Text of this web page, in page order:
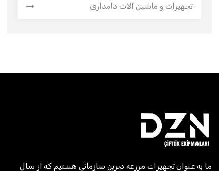
تجهیزات و ماشین آلات دامداری
ما به عنوان تجهیزات مزرعه دیزین سازمانی هستیم که از سال